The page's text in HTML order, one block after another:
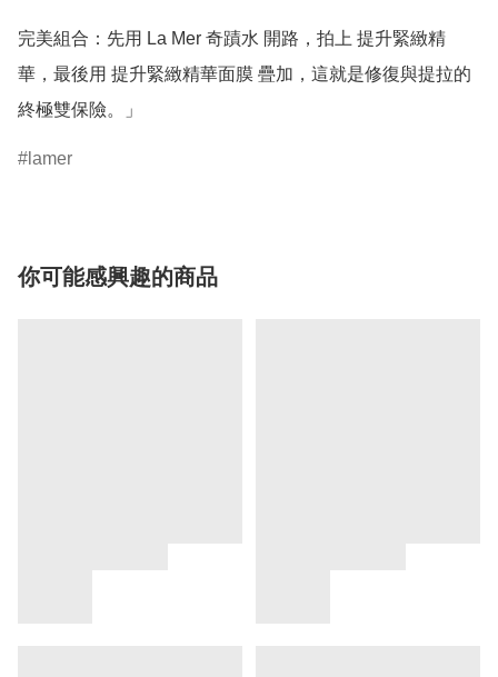
完美組合：先用 La Mer 奇蹟水 開路，拍上 提升緊緻精
華，最後用 提升緊緻精華面膜 疊加，這就是修復與提拉的
終極雙保險。」
lamer
你可能感興趣的商品